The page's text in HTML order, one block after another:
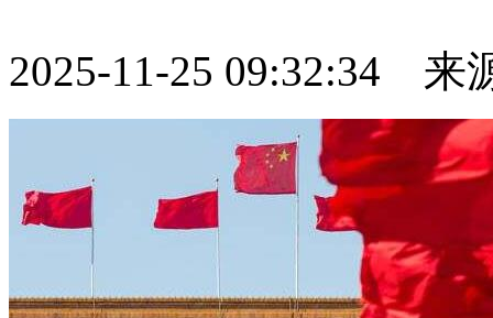
2025-11-25 09:32:34 来